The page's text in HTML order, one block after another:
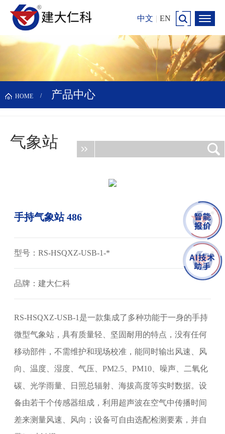
中文 | EN
HOME 产品中心
气象站
更新时间：2026-08-07
手持气象站 486
型号：RS-HSQXZ-USB-1-*
品牌：建大仁科
RS-HSQXZ-USB-1是一款集成了多种功能于一身的手持
微型气象站，具有质量轻、坚固耐用的特点，没有任何
移动部件，不需维护和现场校准，能同时输出风速、风
向、温度、湿度、气压、PM2.5、PM10、噪声、二氧化
碳、光学雨量、日照总辐射、海拔高度等实时数据。设
备由若干个传感器组成，利用超声波在空气中传播时间
差来测量风速、风向；设备可自由选配检测要素，并自